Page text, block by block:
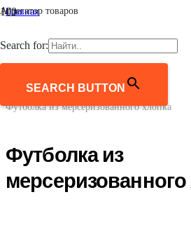
Агрегатор товаров
Search for:
SEARCH BUTTON
Главная
/
Футболки и лонгсливы
Футболка из мерсеризованного хлопка
Футболка из